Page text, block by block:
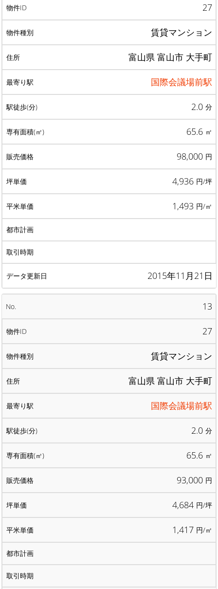
27
賃貸マンション
富山県 富山市 大手町
国際会議場前駅
2.0 分
65.6 ㎡
98,000 円
4,936 円/坪
1,493 円/㎡
2015年11月21日
13
27
賃貸マンション
富山県 富山市 大手町
国際会議場前駅
2.0 分
65.6 ㎡
93,000 円
4,684 円/坪
1,417 円/㎡